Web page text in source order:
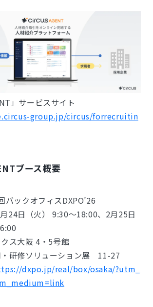
」サービスサイト
group.jp/circus/forrecruitin
ブース概要
バックオフィスDXPO’26
24日（火） 9:30～18:00、2月25日
ス大阪 4・5号館
・研修ソリューション展 11-27
dxpo.jp/real/box/osaka/?utm_